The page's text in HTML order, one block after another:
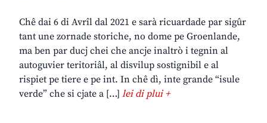
Chê dai 6 di Avrîl dal 2021 e sarà ricuardade par sigûr
tant une zornade storiche, no dome pe Groenlande,
ma ben par ducj chei che ancje inaltrò i tegnin al
autoguvier teritoriâl, al disvilup sostignibil e al
rispiet pe tiere e pe int. In chê dì, inte grande “isule
verde” che si cjate a […] lei di plui +